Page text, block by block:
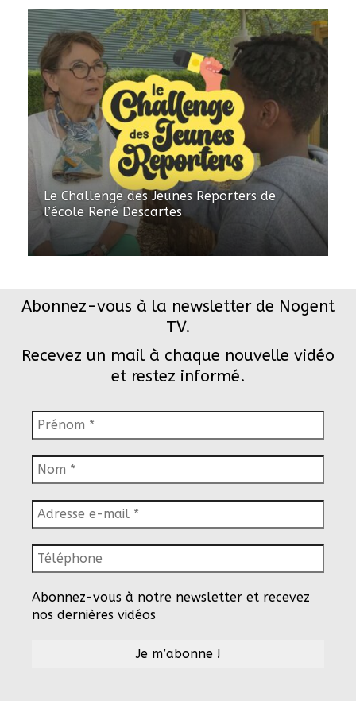
Le Challenge des Jeunes Reporters de
l’école René Descartes
Abonnez-vous à la newsletter de Nogent
TV.
Recevez un mail à chaque nouvelle vidéo
et restez informé.
Abonnez-vous à notre newsletter et recevez
nos dernières vidéos